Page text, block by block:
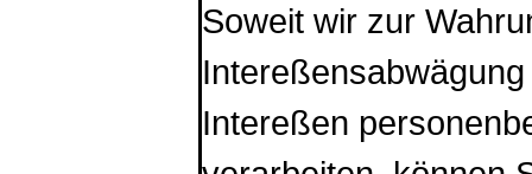
Soweit wir zur
Intereßen